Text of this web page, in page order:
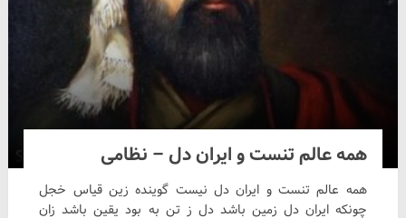
همه عالم تنست و ایران دل – نظامی
همه عالم تنست و ایران دل نیست گوینده زین قیاس خجل
چونکه ایران دل زمین باشد دل ز تن به بود یقین باشد زان